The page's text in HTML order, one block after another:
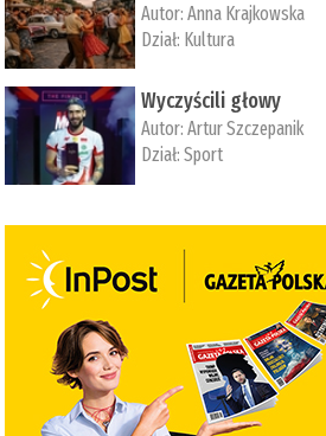
Autor:Anna Krajkowska
Dział: Kultura
Wyczyścili głowy
Autor:Artur Szczepanik
Dział:Sport